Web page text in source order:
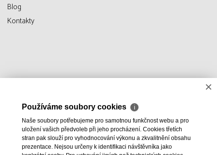
Blog
Kontakty
×
Používáme soubory cookies ℹ
Naše soubory potřebujeme pro samotnou funkčnost webu a pro
uložení vašich předvoleb při jeho procházení. Cookies třetích
stran pak slouží pro vyhodnocování výkonu a zkvalitnění obsahu
prezentace. Nejsou určeny k identifikaci návštěvníka jako